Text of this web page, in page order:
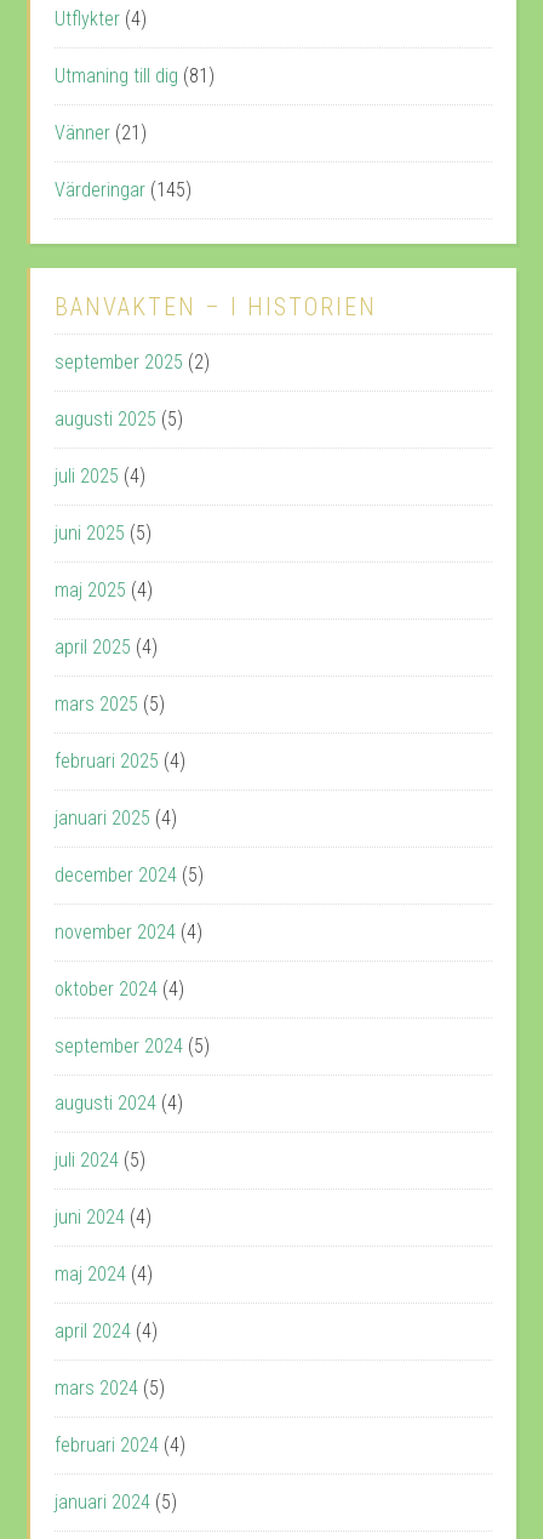
Utflykter (4)
Utmaning till dig (81)
Vänner (21)
Värderingar (145)
BANVAKTEN – I HISTORIEN
september 2025 (2)
augusti 2025 (5)
juli 2025 (4)
juni 2025 (5)
maj 2025 (4)
april 2025 (4)
mars 2025 (5)
februari 2025 (4)
januari 2025 (4)
december 2024 (5)
november 2024 (4)
oktober 2024 (4)
september 2024 (5)
augusti 2024 (4)
juli 2024 (5)
juni 2024 (4)
maj 2024 (4)
april 2024 (4)
mars 2024 (5)
februari 2024 (4)
januari 2024 (5)